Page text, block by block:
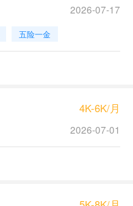
2026-07-17
五险一金
4K-6K/月
2026-07-01